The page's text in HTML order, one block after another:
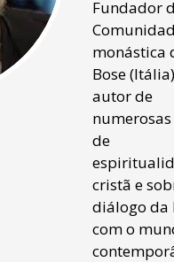
Fundador
monástica
Bose
autor de
de
cristã e
diálogo da
com o